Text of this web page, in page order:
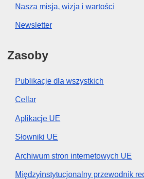
Nasza misja, wizja i wartości
Newsletter
Zasoby
Publikacje dla wszystkich
Cellar
Aplikacje UE
Słowniki UE
Archiwum stron internetowych UE
Międzyinstytucjonalny przewodnik